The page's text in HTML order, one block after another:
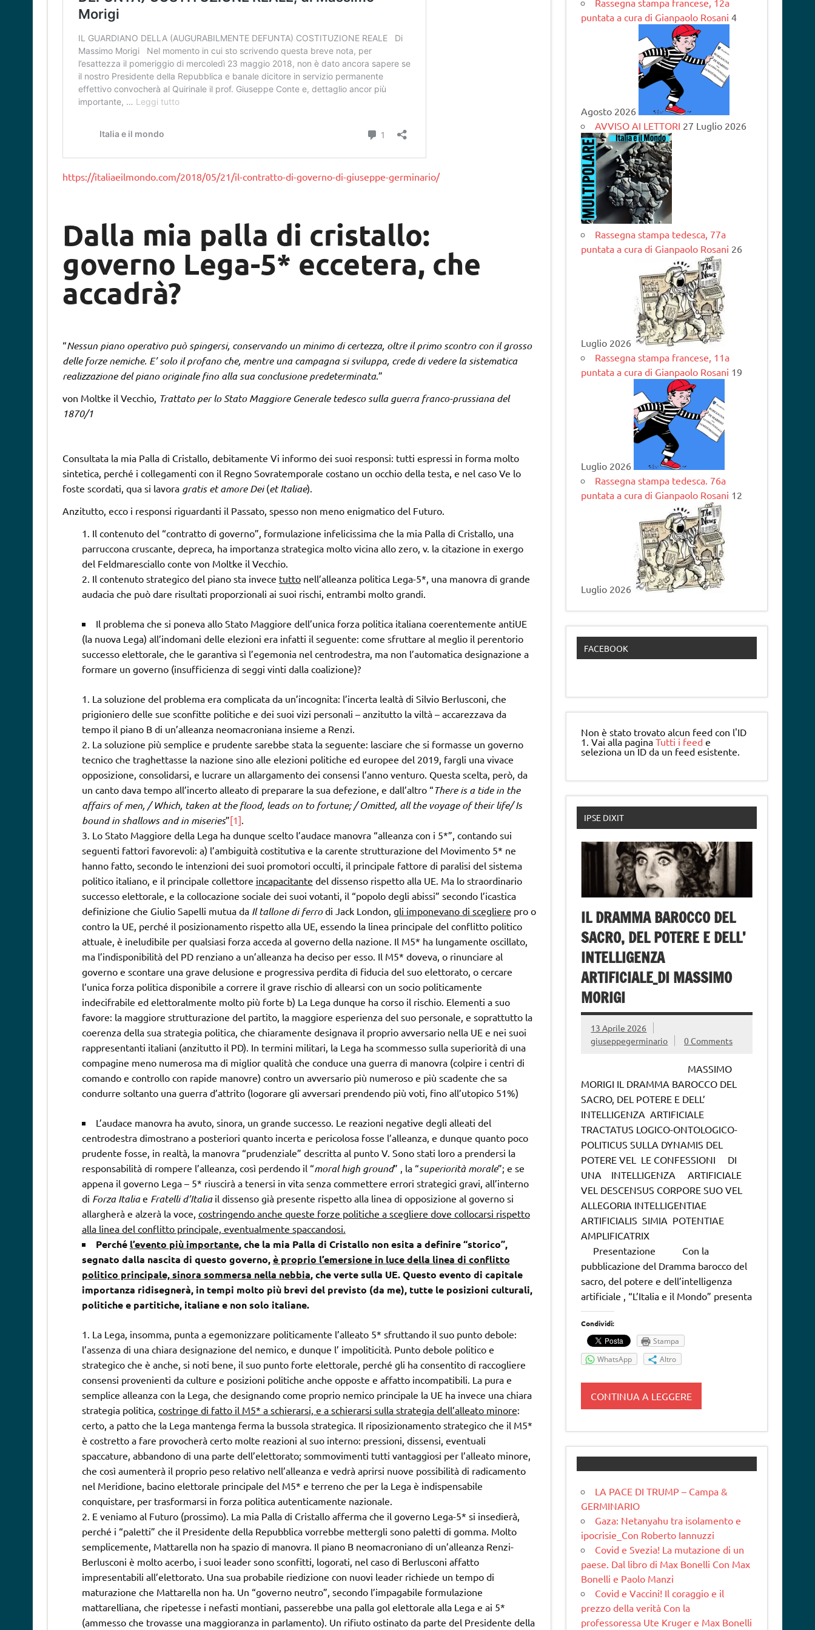
https://italiaeilmondo.com/2018/05/21/il-contratto-di-governo-di-giuseppe-germinario/
Dalla mia palla di cristallo:
governo Lega-5* eccetera, che
accadrà?
“Nessun piano operativo può spingersi, conservando un minimo di certezza, oltre il primo scontro con il grosso
delle forze nemiche. E’ solo il profano che, mentre una campagna si sviluppa, crede di vedere la sistematica
realizzazione del piano originale fino alla sua conclusione predeterminata.”
von Moltke il Vecchio, Trattato per lo Stato Maggiore Generale tedesco sulla guerra franco-prussiana del
1870/1
Consultata la mia Palla di Cristallo, debitamente Vi informo dei suoi responsi: tutti espressi in forma molto
sintetica, perché i collegamenti con il Regno Sovratemporale costano un occhio della testa, e nel caso Ve lo
foste scordati, qua si lavora gratis et amore Dei(et Italiae).
Anzitutto, ecco i responsi riguardanti il Passato, spesso non meno enigmatico del Futuro.
Il contenuto del “contratto di governo”, formulazione infelicissima che la mia Palla di Cristallo, una
parruccona cruscante, depreca, ha importanza strategica molto vicina allo zero, v. la citazione in exergo
del Feldmaresciallo conte von Moltke il Vecchio.
Il contenuto strategico del piano sta invece tuttonell’alleanza politica Lega-5*, una manovra di grande
audacia che può dare risultati proporzionali ai suoi rischi, entrambi molto grandi.
Il problema che si poneva allo Stato Maggiore dell’unica forza politica italiana coerentemente antiUE
(la nuova Lega) all’indomani delle elezioni era infatti il seguente: come sfruttare al meglio il perentorio
successo elettorale, che le garantiva sì l’egemonia nel centrodestra, ma non l’automatica designazione a
formare un governo (insufficienza di seggi vinti dalla coalizione)?
La soluzione del problema era complicata da un’incognita: l’incerta lealtà di Silvio Berlusconi, che
prigioniero delle sue sconfitte politiche e dei suoi vizi personali – anzitutto la viltà – accarezzava da
tempo il piano B di un’alleanza neomacroniana insieme a Renzi.
La soluzione più semplice e prudente sarebbe stata la seguente: lasciare che si formasse un governo
tecnico che traghettasse la nazione sino alle elezioni politiche ed europee del 2019, fargli una vivace
opposizione, consolidarsi, e lucrare un allargamento dei consensi l’anno venturo. Questa scelta, però, da
un canto dava tempo all’incerto alleato di preparare la sua defezione, e dall’altro “There is a tide in the
affairs of men, / Which, taken at the flood, leads on to fortune; / Omitted, all the voyage of their life/ Is
bound in shallows and in miseries”[1].
Lo Stato Maggiore della Lega ha dunque scelto l’audace manovra “alleanza con i 5*”, contando sui
seguenti fattori favorevoli: a) l’ambiguità costitutiva e la carente strutturazione del Movimento 5* ne
hanno fatto, secondo le intenzioni dei suoi promotori occulti, il principale fattore di paralisi del sistema
politico italiano, e il principale collettore incapacitante del dissenso rispetto alla UE. Ma lo straordinario
successo elettorale, e la collocazione sociale dei suoi votanti, il “popolo degli abissi” secondo l’icastica
definizione che Giulio Sapelli mutua da Il tallone di ferrodi Jack London, gli imponevano di scegliere pro o
contro la UE, perché il posizionamento rispetto alla UE, essendo la linea principale del conflitto politico
attuale, è ineludibile per qualsiasi forza acceda al governo della nazione. Il M5* ha lungamente oscillato,
ma l’indisponibilità del PD renziano a un’alleanza ha deciso per esso. Il M5* doveva, o rinunciare al
governo e scontare una grave delusione e progressiva perdita di fiducia del suo elettorato, o cercare
l’unica forza politica disponibile a correre il grave rischio di allearsi con un socio politicamente
indecifrabile ed elettoralmente molto più forte b) La Lega dunque ha corso il rischio. Elementi a suo
favore: la maggiore strutturazione del partito, la maggiore esperienza del suo personale, e soprattutto la
coerenza della sua strategia politica, che chiaramente designava il proprio avversario nella UE e nei suoi
rappresentanti italiani (anzitutto il PD). In termini militari, la Lega ha scommesso sulla superiorità di una
compagine meno numerosa ma di miglior qualità che conduce una guerra di manovra (colpire i centri di
comando e controllo con rapide manovre) contro un avversario più numeroso e più scadente che sa
condurre soltanto una guerra d’attrito (logorare gli avversari prendendo più voti, fino all’utopico 51%)
L’audace manovra ha avuto, sinora, un grande successo. Le reazioni negative degli alleati del
centrodestra dimostrano a posteriori quanto incerta e pericolosa fosse l’alleanza, e dunque quanto poco
prudente fosse, in realtà, la manovra “prudenziale” descritta al punto V. Sono stati loro a prendersi la
responsabilità di rompere l’alleanza, così perdendo il “moral high ground” , la “superiorità morale”; e se
appena il governo Lega – 5* riuscirà a tenersi in vita senza commettere errori strategici gravi, all’interno
di Forza Italiae Fratelli d’Italiail dissenso già presente rispetto alla linea di opposizione al governo si
allargherà e alzerà la voce, costringendo anche queste forze politiche a scegliere dove collocarsi rispetto
alla linea del conflitto principale, eventualmente spaccandosi.
Perché l’evento più importante, che la mia Palla di Cristallo non esita a definire “storico”,
segnato dalla nascita di questo governo,è proprio l’emersione in luce della linea di conflitto
politico principale, sinora sommersa nella nebbia, che verte sulla UE. Questo evento di capitale
importanza ridisegnerà, in tempi molto più brevi del previsto (da me), tutte le posizioni culturali,
politiche e partitiche, italiane e non solo italiane.
La Lega, insomma, punta a egemonizzare politicamente l’alleato 5* sfruttando il suo punto debole:
l’assenza di una chiara designazione del nemico, e dunque l’ impoliticità. Punto debole politico e
strategico che è anche, si noti bene, il suo punto forte elettorale, perché gli ha consentito di raccogliere
consensi provenienti da culture e posizioni politiche anche opposte e affatto incompatibili. La pura e
semplice alleanza con la Lega, che designando come proprio nemico principale la UE ha invece una chiara
strategia politica, costringe di fatto il M5* a schierarsi, e a schierarsi sulla strategia dell’alleato minore:
certo, a patto che la Lega mantenga ferma la bussola strategica. Il riposizionamento strategico che il M5*
è costretto a fare provocherà certo molte reazioni al suo interno: pressioni, dissensi, eventuali
spaccature, abbandono di una parte dell’elettorato; sommovimenti tutti vantaggiosi per l’alleato minore,
che così aumenterà il proprio peso relativo nell’alleanza e vedrà aprirsi nuove possibilità di radicamento
nel Meridione, bacino elettorale principale del M5* e terreno che per la Lega è indispensabile
conquistare, per trasformarsi in forza politica autenticamente nazionale.
E veniamo al Futuro (prossimo). La mia Palla di Cristallo afferma che il governo Lega-5* si insedierà,
perché i “paletti” che il Presidente della Repubblica vorrebbe mettergli sono paletti di gomma. Molto
semplicemente, Mattarella non ha spazio di manovra. Il piano B neomacroniano di un’alleanza Renzi-
Berlusconi è molto acerbo, i suoi leader sono sconfitti, logorati, nel caso di Berlusconi affatto
impresentabili all’elettorato. Una sua probabile riedizione con nuovi leader richiede un tempo di
maturazione che Mattarella non ha. Un “governo neutro”, secondo l’impagabile formulazione
mattarelliana, che ripetesse i nefasti montiani, passerebbe una palla gol elettorale alla Lega e ai 5*
(ammesso che trovasse una maggioranza in parlamento). Un rifiuto ostinato da parte del Presidente della
Rassegna stampa francese, 12a
puntata a cura di Gianpaolo Rosani 4
Agosto 2026
AVVISO AI LETTORI 27 Luglio 2026
Rassegna stampa tedesca, 77a
puntata a cura di Gianpaolo Rosani 26
Luglio 2026
Rassegna stampa francese, 11a
puntata a cura di Gianpaolo Rosani 19
Luglio 2026
Rassegna stampa tedesca. 76a
puntata a cura di Gianpaolo Rosani 12
Luglio 2026
FACEBOOK
Non è stato trovato alcun feed con l'ID
1. Vai alla paginaTutti i feed e
seleziona un ID da un feed esistente.
IPSE DIXIT
IL DRAMMA BAROCCO DEL
SACRO, DEL POTERE E DELL’
INTELLIGENZA
ARTIFICIALE_DI MASSIMO
MORIGI
13 Aprile 2026
giuseppegerminario
0 Comments
MASSIMO
MORIGI IL DRAMMA BAROCCO DEL
SACRO, DEL POTERE E DELL’
INTELLIGENZA ARTIFICIALE
TRACTATUS LOGICO-ONTOLOGICO-
POLITICUS SULLA DYNAMIS DEL
POTERE VEL LE CONFESSIONI DI
UNA INTELLIGENZA ARTIFICIALE
VEL DESCENSUS CORPORE SUO VEL
ALLEGORIA INTELLIGENTIAE
ARTIFICIALIS SIMIA POTENTIAE
AMPLIFICATRIX
Presentazione Con la
pubblicazione del Dramma barocco del
sacro, del potere e dell’intelligenza
artificiale , “L’Italia e il Mondo” presenta
Condividi:
Stampa
WhatsApp
Altro
CONTINUA A LEGGERE
LA PACE DI TRUMP – Campa &
GERMINARIO
Gaza: Netanyahu tra isolamento e
ipocrisie_Con Roberto Iannuzzi
Covid e Svezia! La mutazione di un
paese. Dal libro di Max Bonelli Con Max
Bonelli e Paolo Manzi
Covid e Vaccini! Il coraggio e il
prezzo della verità Con la
professoressa Ute Kruger e Max Bonelli